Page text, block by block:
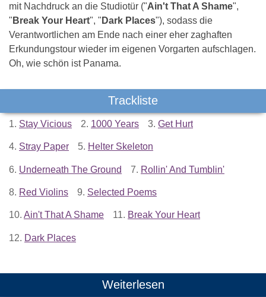
mit Nachdruck an die Studiotür ("Ain't That A Shame",
" Break Your Heart", " Dark Places"), sodass die
Verantwortlichen am Ende nach einer eher zaghaften
Erkundungstour wieder im eigenen Vorgarten aufschlagen.
Oh, wie schön ist Panama.
Trackliste
1. Stay Vicious 2. 1000 Years 3. Get Hurt
4. Stray Paper 5. Helter Skeleton
6. Underneath The Ground 7. Rollin' And Tumblin'
8. Red Violins 9. Selected Poems
10. Ain't That A Shame 11. Break Your Heart
12. Dark Places
Weiterlesen